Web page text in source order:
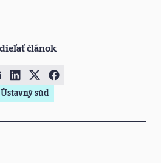
článok
Ústavný súd